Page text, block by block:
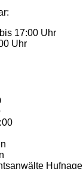
17:00 Uhr
Uhr
Hufnagel